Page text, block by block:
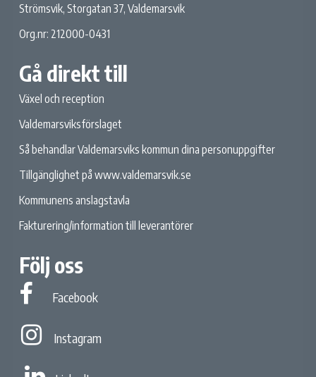
Strömsvik, Storgatan 37, Valdemarsvik
Org.nr: 212000-0431
Gå direkt till
Växel och reception
Valdemarsviksförslaget
Så behandlar Valdemarsviks kommun dina personuppgifter
Tillgänglighet på www.valdemarsvik.se
Kommunens anslagstavla
Fakturering/information till leverantörer
Följ oss
Facebook
Facebook
Instagram
Instagram